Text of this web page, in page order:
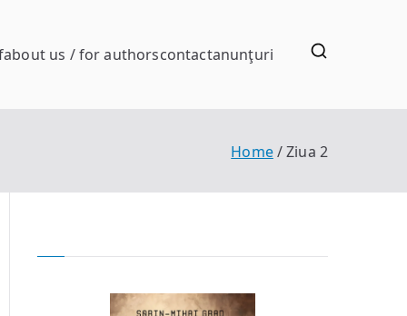
about us / for authorscontactanunţuri
Home Ziua 2